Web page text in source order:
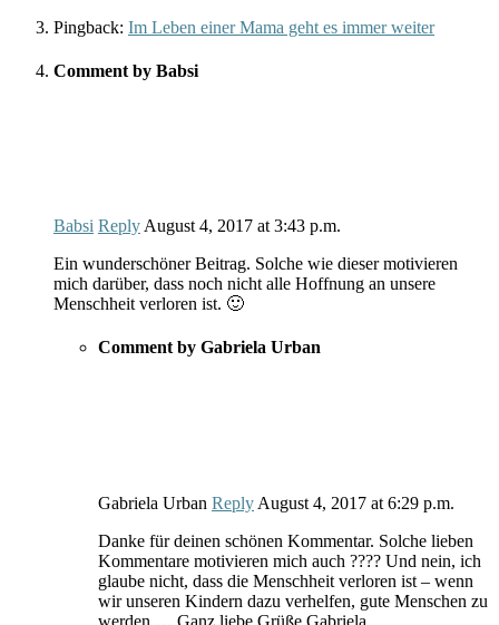
Pingback: Im Leben einer Mama geht es immer weiter
Comment by Babsi
Babsi Reply August 4, 2017 at 3:43 p.m.
Ein wunderschöner Beitrag. Solche wie dieser motivieren
mich darüber, dass noch nicht alle Hoffnung an unsere
Menschheit verloren ist. 🙂
Comment by Gabriela Urban
Gabriela Urban Reply August 4, 2017 at 6:29 p.m.
Danke für deinen schönen Kommentar. Solche lieben
Kommentare motivieren mich auch ???? Und nein, ich
glaube nicht, dass die Menschheit verloren ist – wenn
wir unseren Kindern dazu verhelfen, gute Menschen zu
werden … Ganz liebe Grüße Gabriela